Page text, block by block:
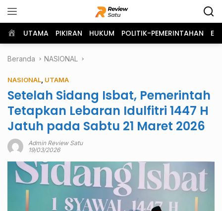
ke
Home
UTAMA PIKIRAN HUKUM POLITIK-PEMERINTAHAN
Beranda NASIONAL
NASIONAL UTAMA
Setelah Sidang Isbat, Pemerintah
Tetapkan Lebaran Idulfitri 1447 H
Jatuh pada Sabtu 21 Maret 2026
Admin Review Satu
19/03/2026